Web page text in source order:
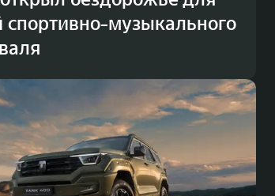
спортивно-музыкального